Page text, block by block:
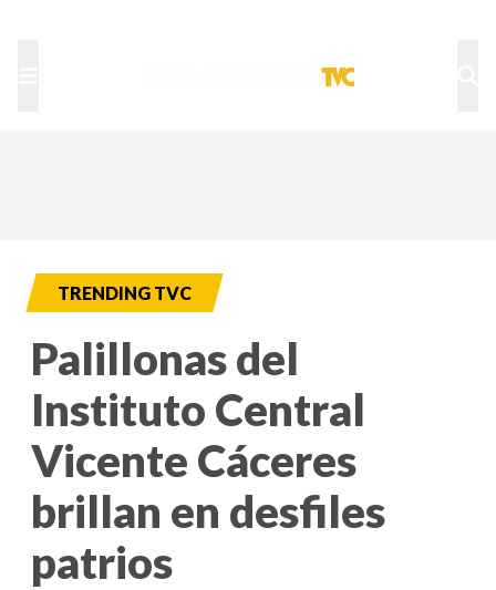
TRENDING TVC
Palillonas del
Instituto Central
Vicente Cáceres
brillan en desfiles
patrios